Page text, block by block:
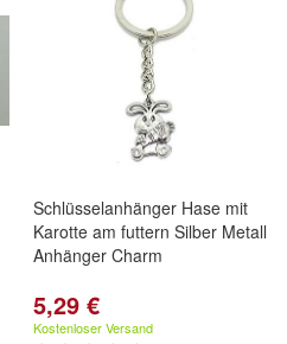
Schlüsselanhänger Hase mit
Karotte am futtern Silber Metall
Anhänger Charm
5,29 €
Kostenloser Versand